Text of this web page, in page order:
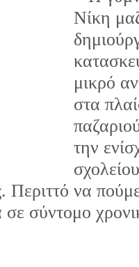
Νίκη
μικρό
στα
την
Περιττό να
σύντομο